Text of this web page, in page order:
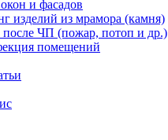
и фасадов
изделий из мрамора (камня)
после ЧП (пожар, потоп и др.)
помещений